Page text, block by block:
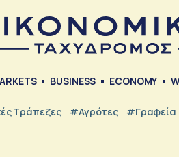
BUSINESS ECONOMY
Τράπεζες #Αγρότες #Γραφεία